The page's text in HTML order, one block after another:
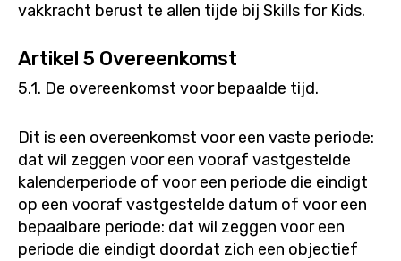
vakkracht berust te allen tijde bij Skills for Kids.
Artikel 5 Overeenkomst
5.1. De overeenkomst voor bepaalde tijd.
Dit is een overeenkomst voor een vaste periode:
dat wil zeggen voor een vooraf vastgestelde
kalenderperiode of voor een periode die eindigt
op een vooraf vastgestelde datum of voor een
bepaalbare periode: dat wil zeggen voor een
periode die eindigt doordat zich een objectief